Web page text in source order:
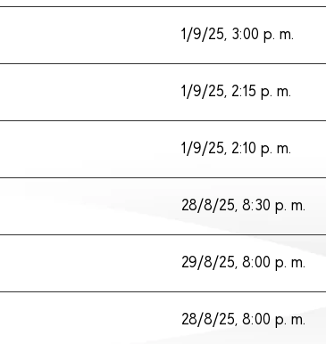
1/9/25, 3:00 p. m.
1/9/25, 2:15 p. m.
1/9/25, 2:10 p. m.
28/8/25, 8:30 p. m.
29/8/25, 8:00 p. m.
28/8/25, 8:00 p. m.